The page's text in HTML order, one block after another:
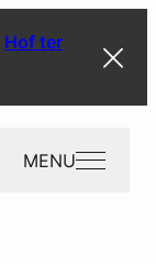
Hof ter
MENU